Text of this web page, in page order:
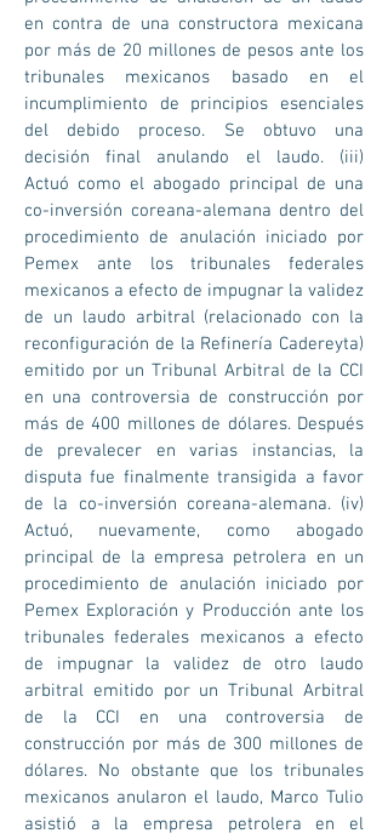
en contra de una constructora mexicana
por más de 20 millones de pesos ante los
tribunales mexicanos basado en el
incumplimiento de principios esenciales
del debido proceso. Se obtuvo una
decisión final anulando el laudo. (iii)
Actuó como el abogado principal de una
co-inversión coreana-alemana dentro del
procedimiento de anulación iniciado por
Pemex ante los tribunales federales
mexicanos a efecto de impugnar la validez
de un laudo arbitral (relacionado con la
reconfiguración de la Refinería Cadereyta)
emitido por un Tribunal Arbitral de la CCI
en una controversia de construcción por
más de 400 millones de dólares. Después
de prevalecer en varias instancias, la
disputa fue finalmente transigida a favor
de la co-inversión coreana-alemana. (iv)
Actuó, nuevamente, como abogado
principal de la empresa petrolera en un
procedimiento de anulación iniciado por
Pemex Exploración y Producción ante los
tribunales federales mexicanos a efecto
de impugnar la validez de otro laudo
arbitral emitido por un Tribunal Arbitral
de la CCI en una controversia de
construcción por más de 300 millones de
dólares. No obstante que los tribunales
mexicanos anularon el laudo, Marco Tulio
asistió a la empresa petrolera en el